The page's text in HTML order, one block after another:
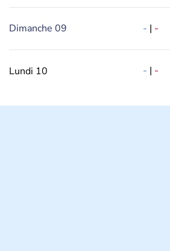
Dimanche 09 - | -
Lundi 10 - | -